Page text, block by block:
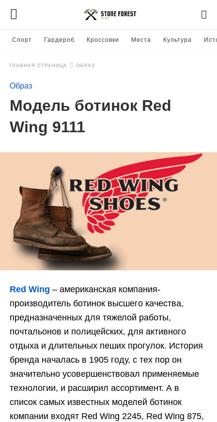
Спорт Гардероб Кроссовки Места Культура
ГЛАВНАЯ СТРАНИЦА ОБРАЗ
Образ
Модель ботинок Red
Wing 9111
Red Wing – американская компания-
производитель ботинок высшего качества,
предназначенных для тяжелой работы,
почтальонов и полицейских, для активного
отдыха и длительных пеших прогулок. История
бренда началась в 1905 году, с тех пор он
значительно усовершенствовал применяемые
технологии, и расширил ассортимент. А в
список самых известных моделей ботинок
компании входят Red Wing 2245, Red Wing 875,